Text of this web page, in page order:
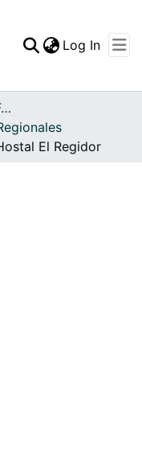
Statistics
Log In
Archivo del Patrimonio Fotográfico y Fílmico del Valle del Cauca
El Regidor